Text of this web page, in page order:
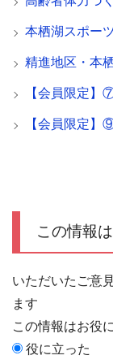
本栖湖スポー
精進地区・本
【会員限定】
【会員限定】
この情報
いただいたご意
ます
この情報はお役
役に立った